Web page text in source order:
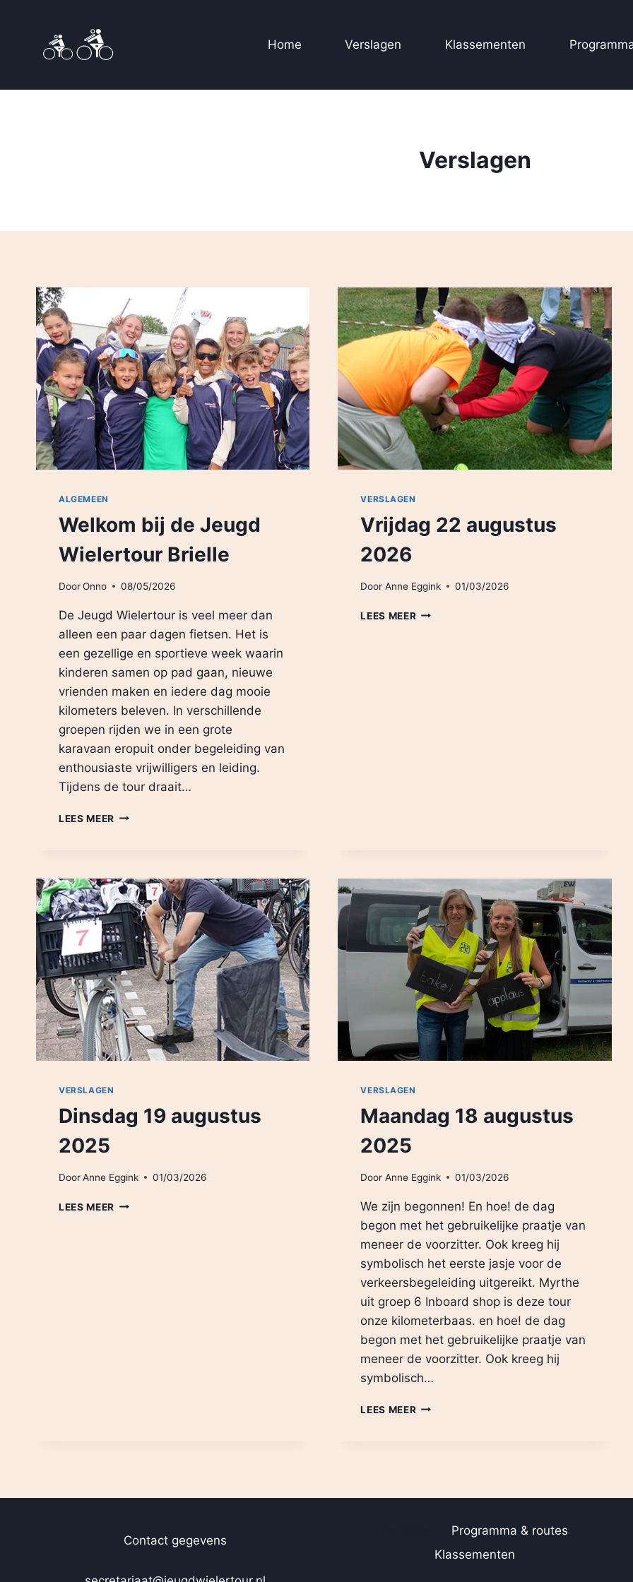
Home Verslagen Klassementen
Verslagen
ALGEMEEN
Welkom bij de Jeugd
Wielertour Brielle
DoorOnno 08/05/2026
De Jeugd Wielertour is veel meer dan
alleen een paar dagen fietsen. Het is
een gezellige en sportieve week waarin
kinderen samen op pad gaan, nieuwe
vrienden maken en iedere dag mooie
kilometers beleven. In verschillende
groepen rijden we in een grote
karavaan eropuit onder begeleiding van
enthousiaste vrijwilligers en leiding.
Tijdens de tour draait…
LEES MEER WELKOM
BRIELLE
VERSLAGEN
Vrijdag 22 augustus
2026
Door Anne Eggink 01/03/2026
LEES MEER VRIJDAG
VERSLAGEN
Dinsdag 19 augustus
2025
DoorAnne Eggink 01/03/2026
LEES MEER DINSDAG
VERSLAGEN
Maandag 18 augustus
2025
Door Anne Eggink 01/03/2026
We zijn begonnen! En hoe! de dag
begon met het gebruikelijke praatje van
meneer de voorzitter. Ook kreeg hij
symbolisch het eerste jasje voor de
verkeersbegeleiding uitgereikt. Myrthe
uit groep 6 Inboard shop is deze tour
onze kilometerbaas. en hoe! de dag
begon met het gebruikelijke praatje van
meneer de voorzitter. Ook kreeg hij
symbolisch…
LEES MEER MAANDAG
Contact gegevens
Programma & routes
Klassementen